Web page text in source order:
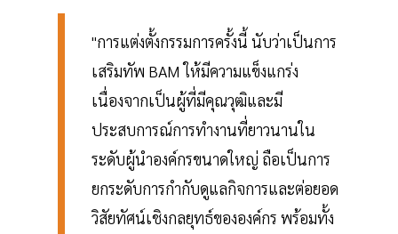
"การแต่งตั้งกรรมการครั้งนี้ นับว่าเป็นการ
เสริมทัพ BAM ให้มีความแข็งแกร่ง
เนื่องจากเป็นผู้ที่มีคุณวุฒิและมี
ประสบการณ์การทำงานที่ยาวนานใน
ระดับผู้นำองค์กรขนาดใหญ่ ถือเป็นการ
ยกระดับการกำกับดูแลกิจการและต่อยอด
วิสัยทัศน์เชิงกลยุทธ์ขององค์กร พร้อมทั้ง